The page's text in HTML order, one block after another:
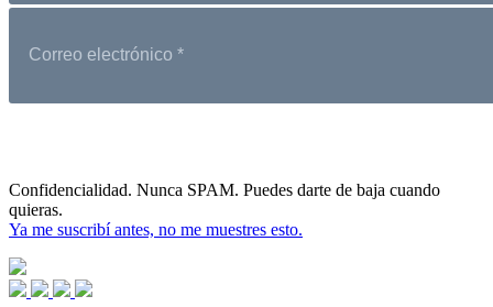
Confidencialidad. Nunca SPAM. Puedes darte de baja cuando
quieras.
Ya me suscribí antes, no me muestres esto.